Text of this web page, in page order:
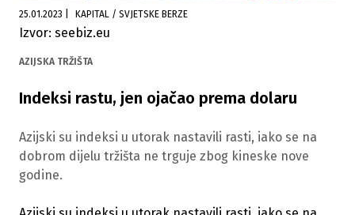
25.01.2023 KAPITAL / SVJETSKE BERZE
Izvor: seebiz.eu
AZIJSKA TRŽIŠTA
Indeksi rastu, jen ojačao prema dolaru
Azijski su indeksi u utorak nastavili rasti, iako se na
dobrom dijelu tržišta ne trguje zbog kineske nove
godine.